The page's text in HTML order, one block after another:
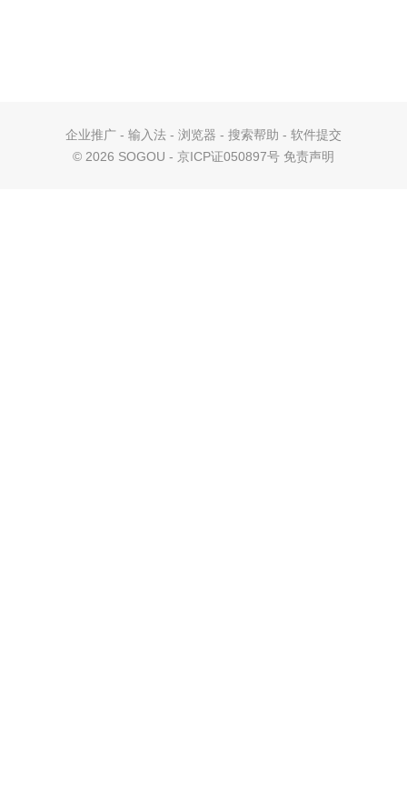
企业推广 - 输入法 - 浏览器 - 搜索帮助 - 软件提交
© 2026 SOGOU - 京ICP证050897号 免责声明